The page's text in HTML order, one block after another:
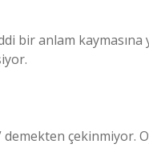
bir anlam
çekinmiyor.